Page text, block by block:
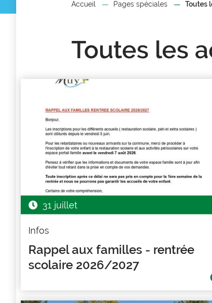
Accueil Pages spéciales Toutes
Toutes les
Résultats
de
la
recherche
31 juillet
Infos
Rappel aux familles - rentrée
scolaire 2026/2027